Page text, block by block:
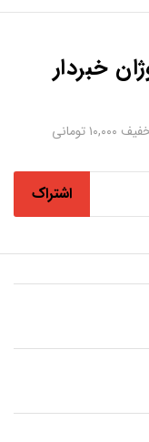
خبردار
با عضویت درخبرنامه، برای اولین خرید خود کد تخفیف ۱۰,۰۰۰ تومانی
اشتراک